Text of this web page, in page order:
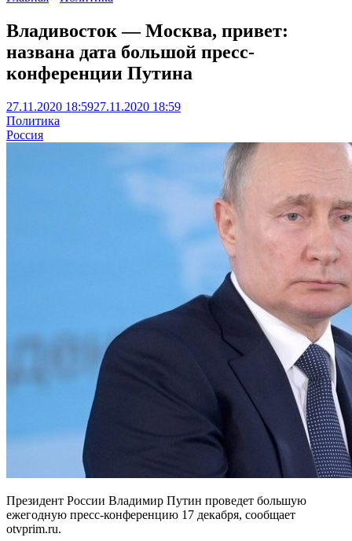
Владивосток — Москва, привет:
названа дата большой пресс-
конференции Путина
27.11.2020 18:5927.11.2020 18:59
Политика
Россия
Президент России Владимир Путин проведет большую
ежегодную пресс-конференцию 17 декабря, сообщает
otvprim.ru.